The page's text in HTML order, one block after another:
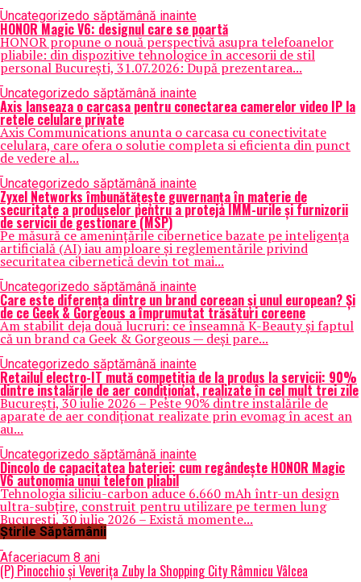
Uncategorizedo săptămână inainte
HONOR Magic V6: designul care se poartă
HONOR propune o nouă perspectivă asupra telefoanelor
pliabile: din dispozitive tehnologice în accesorii de stil
personal București, 31.07.2026: După prezentarea...
Uncategorizedo săptămână inainte
Axis lanseaza o carcasa pentru conectarea camerelor video IP la
retele celulare private
Axis Communications anunta o carcasa cu conectivitate
celulara, care ofera o solutie completa si eficienta din punct
de vedere al...
Uncategorizedo săptămână inainte
Zyxel Networks îmbunătățește guvernanța în materie de
securitate a produselor pentru a proteja IMM-urile și furnizorii
de servicii de gestionare (MSP)
Pe măsură ce amenințările cibernetice bazate pe inteligența
artificială (AI) iau amploare și reglementările privind
securitatea cibernetică devin tot mai...
Uncategorizedo săptămână inainte
Care este diferența dintre un brand coreean și unul european? Și
de ce Geek & Gorgeous a împrumutat trăsături coreene
Am stabilit deja două lucruri: ce înseamnă K-Beauty și faptul
că un brand ca Geek & Gorgeous — deși pare...
Uncategorizedo săptămână inainte
Retailul electro-IT mută competiția de la produs la servicii: 90%
dintre instalările de aer condiționat, realizate în cel mult trei zile
București, 30 iulie 2026 – Peste 90% dintre instalările de
aparate de aer condiționat realizate prin evomag în acest an
au...
Uncategorizedo săptămână inainte
Dincolo de capacitatea bateriei: cum regândește HONOR Magic
V6 autonomia unui telefon pliabil
Tehnologia siliciu-carbon aduce 6.660 mAh într-un design
ultra-subțire, construit pentru utilizare pe termen lung
București, 30 iulie 2026 – Există momente...
Știrile Săptămânii
Afaceriacum 8 ani
(P) Pinocchio și Veverița Zuby la Shopping City Râmnicu Vâlcea